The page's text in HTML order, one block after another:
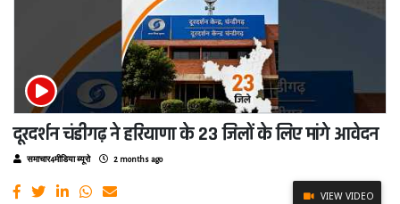
दूरदर्शन चंडीगढ़ ने हरियाणा के 23 जिलों के लिए मांगे आवेदन
समाचार4मीडिया ब्यूरो 2 months ago
VIEW VIDEO